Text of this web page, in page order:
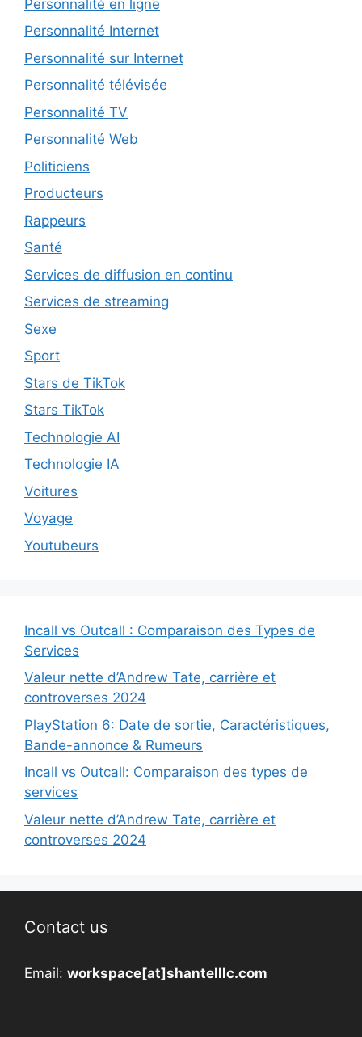
Personnalité en ligne
Personnalité Internet
Personnalité sur Internet
Personnalité télévisée
Personnalité TV
Personnalité Web
Politiciens
Producteurs
Rappeurs
Santé
Services de diffusion en continu
Services de streaming
Sexe
Sport
Stars de TikTok
Stars TikTok
Technologie AI
Technologie IA
Voitures
Voyage
Youtubeurs
Incall vs Outcall : Comparaison des Types de
Services
Valeur nette d’Andrew Tate, carrière et
controverses 2024
PlayStation 6: Date de sortie, Caractéristiques,
Bande-annonce & Rumeurs
Incall vs Outcall: Comparaison des types de
services
Valeur nette d’Andrew Tate, carrière et
controverses 2024
Contact us
Email: workspace[at]shantelllc.com